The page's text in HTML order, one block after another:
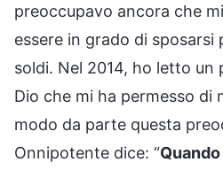
preoccupavo ancora che
essere in grado di sposarsi
soldi. Nel 2014, ho letto un
Dio che mi ha permesso di
modo da parte questa
Onnipotente dice: “